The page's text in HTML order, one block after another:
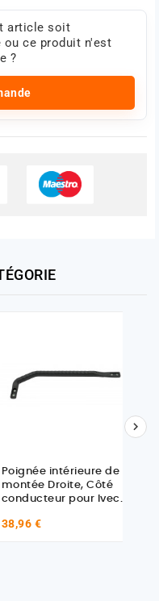
article soit
ce produit n'est
?
Poignée intérieure de
montée Droite, Côté
conducteur pour Iveco
38,96 €
